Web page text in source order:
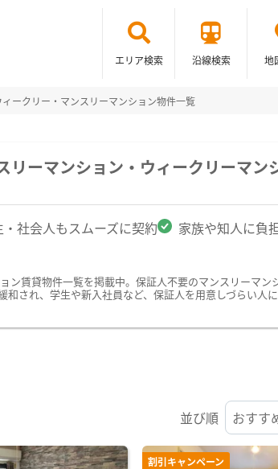
エリア検索 沿線検索 地
ークリー・マンスリーマンション物件一覧
リーマンション・ウィークリーマン
・社会人もスムーズに契約 家族や知人に負
賃貸物件一覧を掲載中。保証人不要のマンスリーマ
され、学生や新入社員など、保証人を用意しづらい人
並び順
割引キャンペーン